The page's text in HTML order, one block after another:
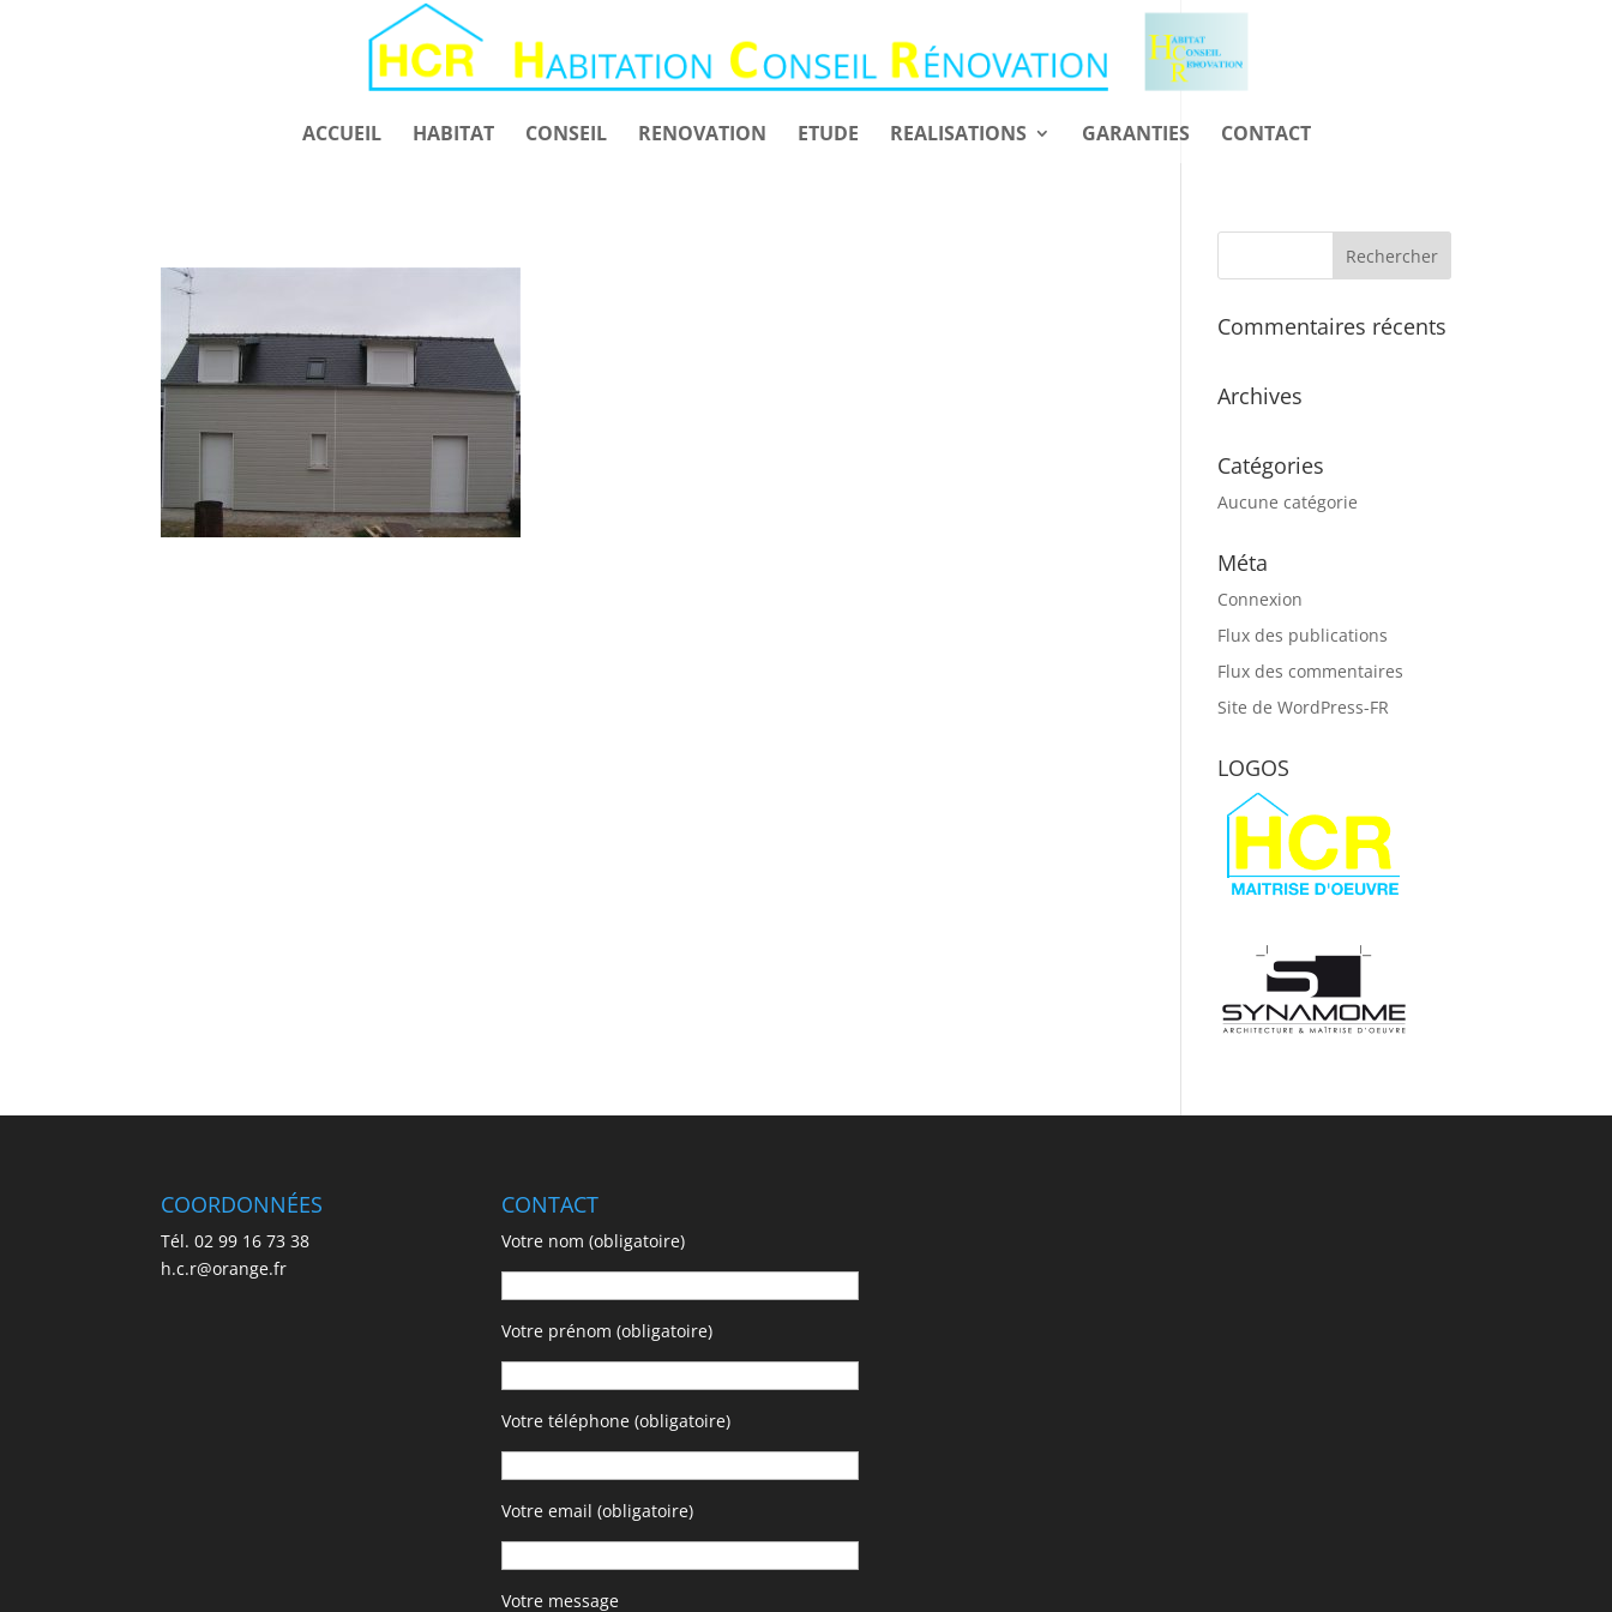
ACCUEIL HABITAT CONSEIL RENOVATION ETUDE REALISATIONS GARANTIES CONTACT
Commentaires récents
Archives
Catégories
Aucune catégorie
Méta
Connexion
Flux des publications
Flux des commentaires
Site de WordPress-FR
LOGOS
COORDONNÉES
Tél. 02 99 16 73 38
h.c.r@orange.fr
CONTACT
Votre nom (obligatoire)
Votre prénom (obligatoire)
Votre téléphone (obligatoire)
Votre email (obligatoire)
Votre message